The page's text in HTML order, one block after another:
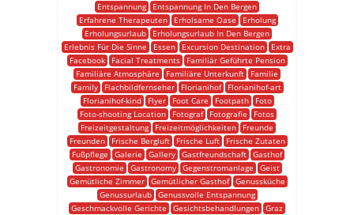
Entspannung
Entspannung In Den Bergen
Erfahrene Therapeuten
Erholsame Oase
Erholung
Erholungsurlaub
Erholungsurlaub In Den Bergen
Erlebnis Für Die Sinne
Essen Excursion Destination
Extra
Facebook
Facial Treatments
Familiär Geführte Pension
Familiäre Atmosphäre
Familiäre Unterkunft
Familie
Family
Flachbildfernseher Florianihof
Florianihof-art
Florianihof-kind
Flyer Foot Care Footpath
Foto
Foto-shooting Location
Fotograf Fotografie
Fotos
Freizeitgestaltung
Freizeitmöglichkeiten
Freunde
Freunden
Frische Bergluft Frische Luft
Frische Zutaten
Fußpflege
Galerie Gallery Gastfreundschaft Gasthof
Gastronomie
Gastronomy Gegenstromanlage
Geist
Gemütliche Zimmer
Gemütlicher Gasthof
Genussküche
Genussurlaub
Genussvolle Entspannung
Geschmackvolle Gerichte
Gesichtsbehandlungen Graz